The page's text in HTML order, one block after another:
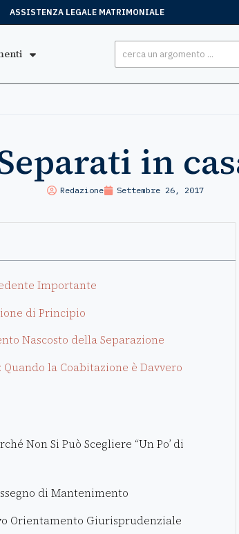
ASSISTENZA LEGALE MATRIMONIALE
in
Redazione Settembre 26, 2017
Importante
di Principio
Nascosto della Separazione
la Coabitazione è Davvero
Non Si Può Scegliere “Un Po’ di
di Mantenimento
Orientamento Giurisprudenziale